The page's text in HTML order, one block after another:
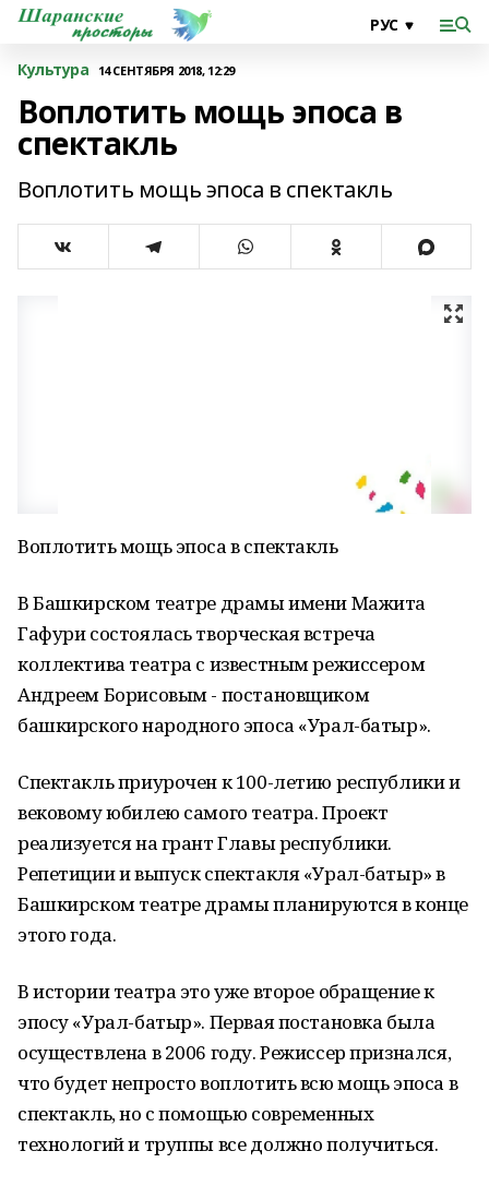
Культура 14 СЕНТЯБРЯ 2018, 12:29
Воплотить мощь эпоса в
спектакль
Воплотить мощь эпоса в спектакль
Воплотить мощь эпоса в спектакль
В Башкирском театре драмы имени Мажита
Гафури состоялась творческая встреча
коллектива театра с известным режиссером
Андреем Борисовым - постановщиком
башкирского народного эпоса «Урал-батыр».
Спектакль приурочен к 100-летию республики и
вековому юбилею самого театра. Проект
реализуется на грант Главы республики.
Репетиции и выпуск спектакля «Урал-батыр» в
Башкирском театре драмы планируются в конце
этого года.
В истории театра это уже второе обращение к
эпосу «Урал-батыр». Первая постановка была
осуществлена в 2006 году. Режиссер признался,
что будет непросто воплотить всю мощь эпоса в
спектакль, но с помощью современных
технологий и труппы все должно получиться.